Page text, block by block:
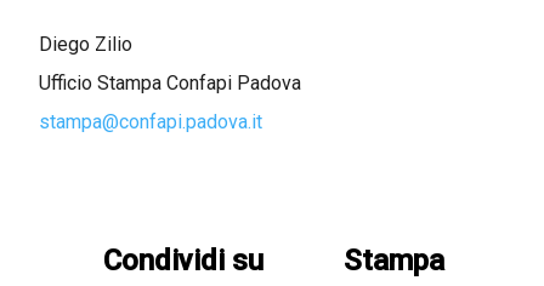
Diego Zilio
Ufficio Stampa Confapi Padova
stampa@confapi.padova.it
Condividi su Stampa